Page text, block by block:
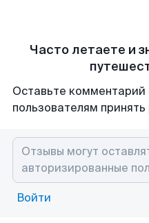
Часто летаете и
Оставьте
пользователям
Войти